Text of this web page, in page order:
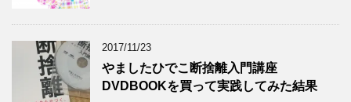
2017/11/23
やましたひでこ断捨離入門講座
DVDBOOKを買って実践してみた結果